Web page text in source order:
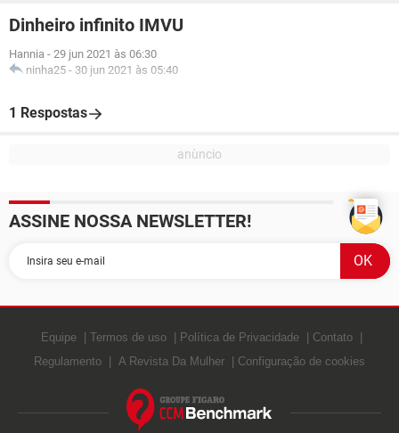
Dinheiro infinito IMVU
Hannia - 29 jun 2021 às 06:30
ninha25 - 30 jun 2021 às 05:40
1 Respostas
ASSINE NOSSA NEWSLETTER!
Equipe Termos de uso Política de Privacidade
Contato
Regulamento
A Revista Da Mulher Configuração de cookies